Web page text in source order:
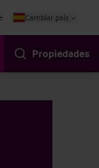
Cambiar país
Propiedades